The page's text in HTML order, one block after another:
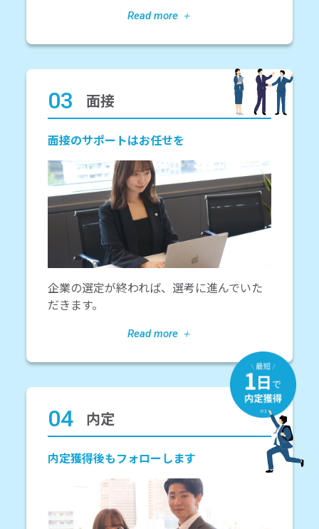
03 面接
面接のサポートはお任せを
企業の選定が終われば、選考に進んでいた
だきます。
04 内定
内定獲得後もフォローします